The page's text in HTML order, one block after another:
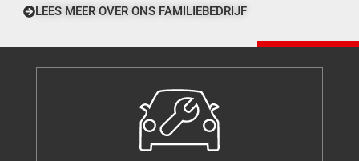
LEES MEER OVER ONS FAMILIEBEDRIJF